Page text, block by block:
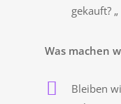
gekauft? „
Was machen
Bleiben